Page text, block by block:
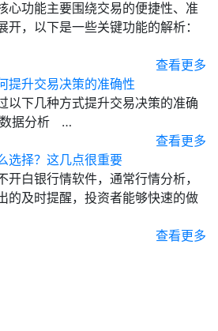
心功能主要围绕交易的便捷性、准
开，以下是一些关键功能的解析：
查看更多
提升交易决策的准确性
以下几种方式提升交易决策的准确
数据分析 …
查看更多
选择？这几点很重要
开白银行情软件，通常行情分析，
的及时提醒，投资者能够快速的做
查看更多